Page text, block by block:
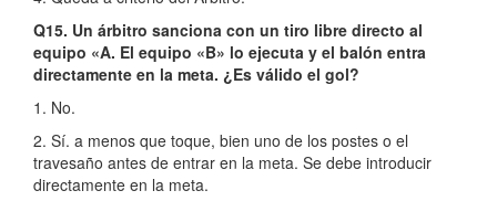
Q15. Un árbitro sanciona con un tiro libre directo al
equipo «A. El equipo «B» lo ejecuta y el balón entra
directamente en la meta. ¿Es válido el gol?
1. No.
2. Sí. a menos que toque, bien uno de los postes o el
travesaño antes de entrar en la meta. Se debe introducir
directamente en la meta.